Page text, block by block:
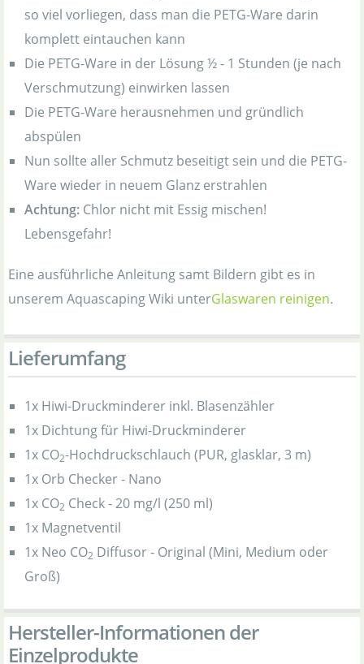
so viel vorliegen, dass man die PETG-Ware darin
komplett eintauchen kann
Die PETG-Ware in der Lösung ½ - 1 Stunden (je nach
Verschmutzung) einwirken lassen
Die PETG-Ware herausnehmen und gründlich
abspülen
Nun sollte aller Schmutz beseitigt sein und die PETG-
Ware wieder in neuem Glanz erstrahlen
Achtung: Chlor nicht mit Essig mischen!
Lebensgefahr!
Eine ausführliche Anleitung samt Bildern gibt es in
unserem Aquascaping Wiki unterGlaswaren reinigen.
Lieferumfang
1x Hiwi-Druckminderer inkl. Blasenzähler
1x Dichtung für Hiwi-Druckminderer
1x CO2-Hochdruckschlauch (PUR, glasklar, 3 m)
1x Orb Checker - Nano
1x CO2 Check - 20 mg/l (250 ml)
1x Magnetventil
1x Neo CO2 Diffusor - Original (Mini, Medium oder
Groß)
Hersteller-Informationen der
Einzelprodukte